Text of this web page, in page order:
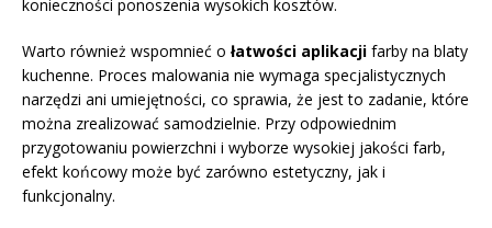
konieczności ponoszenia wysokich kosztów.
Warto również wspomnieć o łatwości aplikacji farby na blaty
kuchenne. Proces malowania nie wymaga specjalistycznych
narzędzi ani umiejętności, co sprawia, że jest to zadanie, które
można zrealizować samodzielnie. Przy odpowiednim
przygotowaniu powierzchni i wyborze wysokiej jakości farb,
efekt końcowy może być zarówno estetyczny, jak i
funkcjonalny.